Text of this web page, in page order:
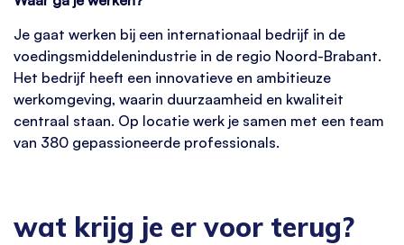
Je gaat werken bij een internationaal bedrijf in de
voedingsmiddelenindustrie in de regio Noord-Brabant.
Het bedrijf heeft een innovatieve en ambitieuze
werkomgeving, waarin duurzaamheid en kwaliteit
centraal staan. Op locatie werk je samen met een team
van 380 gepassioneerde professionals.
wat krijg je er voor terug?